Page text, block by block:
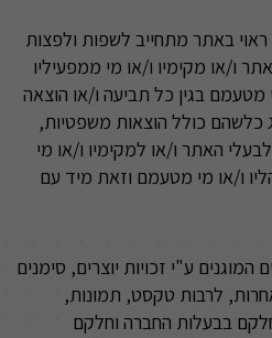
באתר מתחייב לשפות ולפצות
ו/או מקימיו ו/או מי ממפעיליו
מטעמם בגין כל תביעה ו/או הוצאה
כלשהם כולל הוצאות משפטיות,
האתר ו/או למקימיו ו/או מי
ו/או מי מטעמם וזאת מיד עם
ע"י זכויות יוצרים, סימנים
אחרות, לרבות טקסט, תמונות,
בבעלות החברה וחלקם